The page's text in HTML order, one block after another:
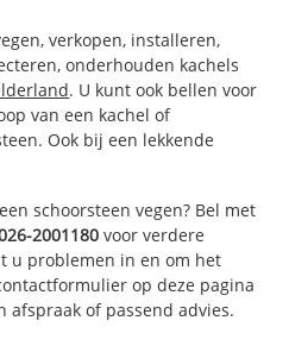
verkopen, installeren,
onderhouden kachels
. U kunt ook bellen voor
van een kachel of
Ook bij een lekkende
schoorsteen vegen? Bel met
2001180 voor verdere
u problemen in en om het
op deze pagina
afspraak of passend advies.